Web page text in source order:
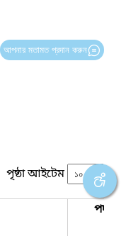
আপনার মতামত প্রদান করুন
পৃষ্ঠা আইটেম
পদবি